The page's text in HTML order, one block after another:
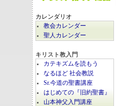
カレンダリオ
教会カレンダー
聖人カレンダー
キリスト教入門
カテキズムを読もう
なるほど 社会教説
Sr.今道の聖書講座
はじめての『旧約聖書』
山本神父入門講座